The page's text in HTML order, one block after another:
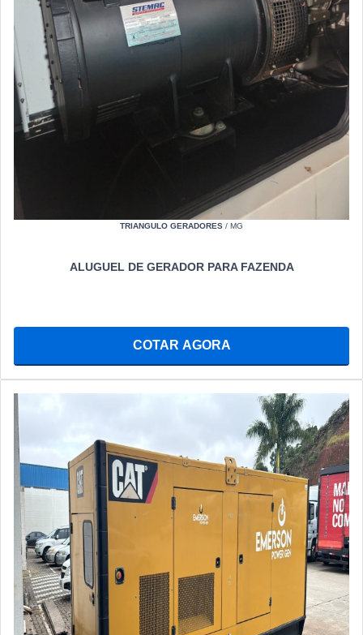
TRIANGULO GERADORES / MG
ALUGUEL DE GERADOR PARA FAZENDA
COTAR AGORA